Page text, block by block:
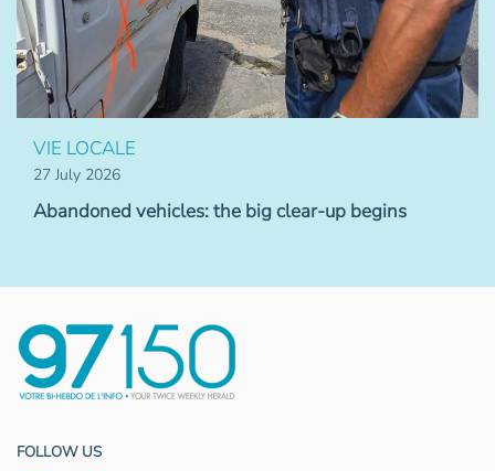
VIE LOCALE
27 July 2026
Abandoned vehicles: the big clear-up begins
FOLLOW US